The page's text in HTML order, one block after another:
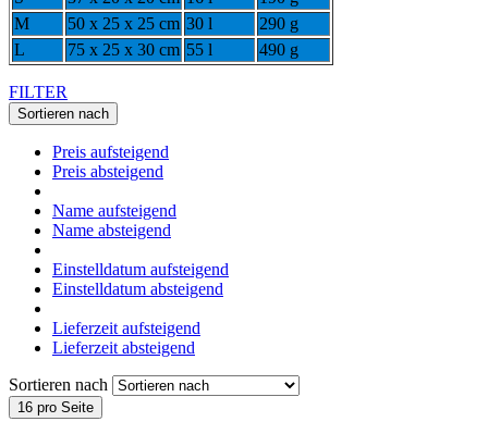
M
50 x 25 x 25 cm 30 l
290 g
L
75 x 25 x 30 cm 55 l 490 g
FILTER
Sortieren nach
Preis aufsteigend
Preis absteigend
Name aufsteigend
Name absteigend
Einstelldatum aufsteigend
Einstelldatum absteigend
Lieferzeit aufsteigend
Lieferzeit absteigend
Sortieren nach
16 pro Seite